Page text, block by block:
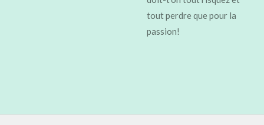
tout perdre que pour la
passion!